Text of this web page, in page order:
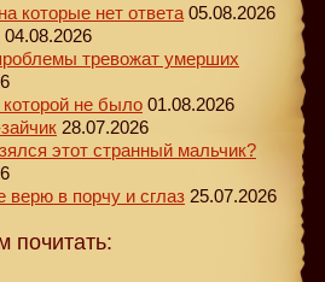
которые нет ответа 05.08.2026
04.08.2026
тревожат умерших
не было 01.08.2026
28.07.2026
этот странный мальчик?
верю в порчу и сглаз 25.07.2026
почитать: